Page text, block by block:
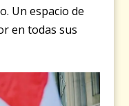
Un espacio de
en todas sus